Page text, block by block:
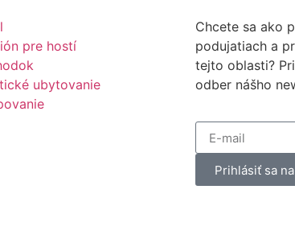
pre hostí
ubytovanie
Chcete sa ako
podujatiach a
tejto oblasti?
odber nášho
Prihlásiť sa na